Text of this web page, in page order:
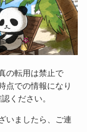
の転用は禁止で
点での情報になり
ください。
いましたら、ご連